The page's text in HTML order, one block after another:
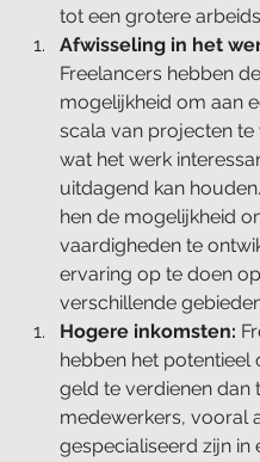
tot een grotere
Afwisseling in het
Freelancers hebben de
mogelijkheid om aan
scala van projecten te
wat het werk
uitdagend kan
hen de mogelijkheid
vaardigheden te
ervaring op te doen op
verschillende
Hogere inkomsten:
hebben het potentieel
geld te verdienen dan
medewerkers, vooral
gespecialiseerd zijn in